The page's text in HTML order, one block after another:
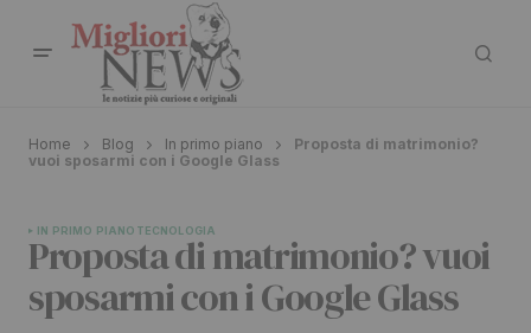
Home Blog In primo piano
Proposta di matrimonio?
vuoi sposarmi con i Google Glass
IN PRIMO PIANO TECNOLOGIA
Proposta di matrimonio? vuoi
sposarmi con i Google Glass